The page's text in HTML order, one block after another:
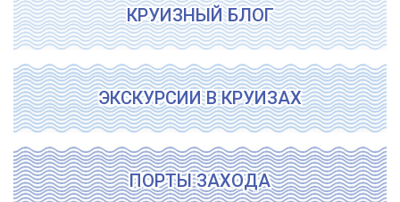
КРУИЗНЫЙ БЛОГ
ЭКСКУРСИИ В КРУИЗАХ
ПОРТЫ ЗАХОДА